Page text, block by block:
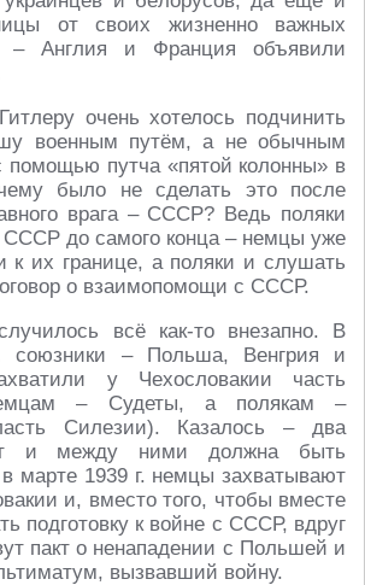
от своих жизненно важных
– Англия и Франция объявили
очень хотелось подчинить
военным путём, а не обычным
помощью путча «пятой колонны» в
было не сделать это после
врага – СССР? Ведь поляки
СССР до самого конца – немцы уже
к их границе, а поляки и слушать
о взаимопомощи с СССР.
всё как-то внезапно. В
союзники – Польша, Венгрия и
у Чехословакии часть
– Судеты, а полякам –
Силезии). Казалось – два
и между ними должна быть
марте 1939 г. немцы захватывают
и, вместо того, чтобы вместе
подготовку к войне с СССР, вдруг
пакт о ненападении с Польшей и
вызвавший войну.